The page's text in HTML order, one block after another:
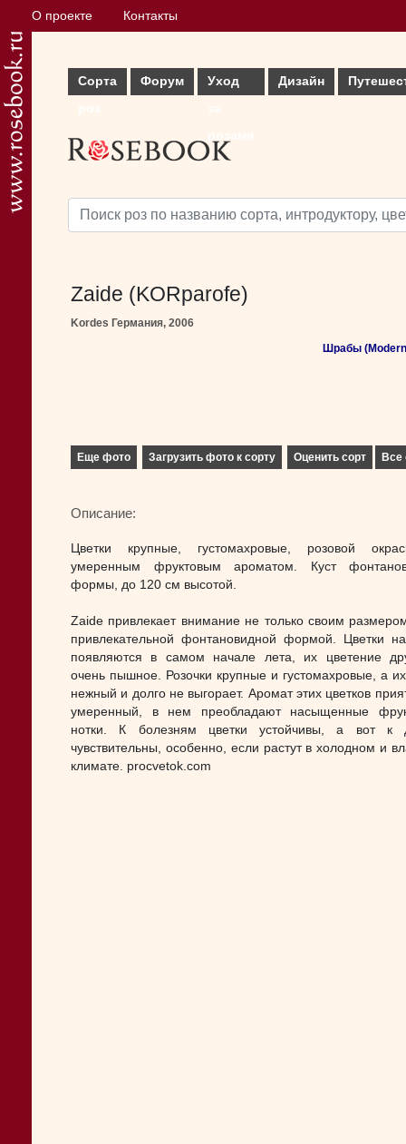
О проекте Контакты
Сорта
Форум
Уход
Дизайн
Zaide (KORparofe)
Kordes Германия, 2006
Шрабы
Еще фото Загрузить фото к сорту Оценить сорт Все
Описание:
Цветки крупные, густомахровые, розовой
умеренным фруктовым ароматом. Куст
формы, до 120 см высотой.
Zaide привлекает внимание не только своим
привлекательной фонтановидной формой. Цветки на
появляются в самом начале лета, их цветение
очень пышное. Розочки крупные и густомахровые, а
нежный и долго не выгорает. Аромат этих цветков
умеренный, в нем преобладают насыщенные
нотки. К болезням цветки устойчивы, а вот к
чувствительны, особенно, если растут в холодном и
климате. procvetok.com